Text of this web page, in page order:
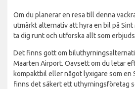
Om du planerar en resa till denna
utmärkt alternativ att hyra en bil på
ta dig runt och utforska allt som
Det finns gott om
Maarten Airport. Oavsett om du letar
kompaktbil eller något lyxigare som en
finns det säkert ett uthyrningsföretag